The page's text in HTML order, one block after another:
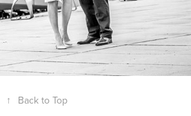
↑ Back to Top